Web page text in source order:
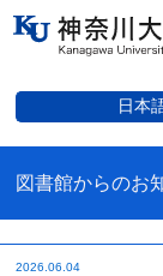
日本
図書館からのお
2026.06.04